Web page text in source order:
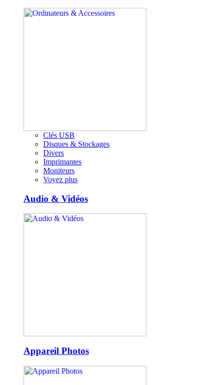
Clés USB
Disques & Stockages
Divers
Imprimantes
Moniteurs
Voyez plus
Audio & Vidéos
Appareil Photos